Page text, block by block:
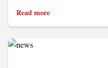
Read more